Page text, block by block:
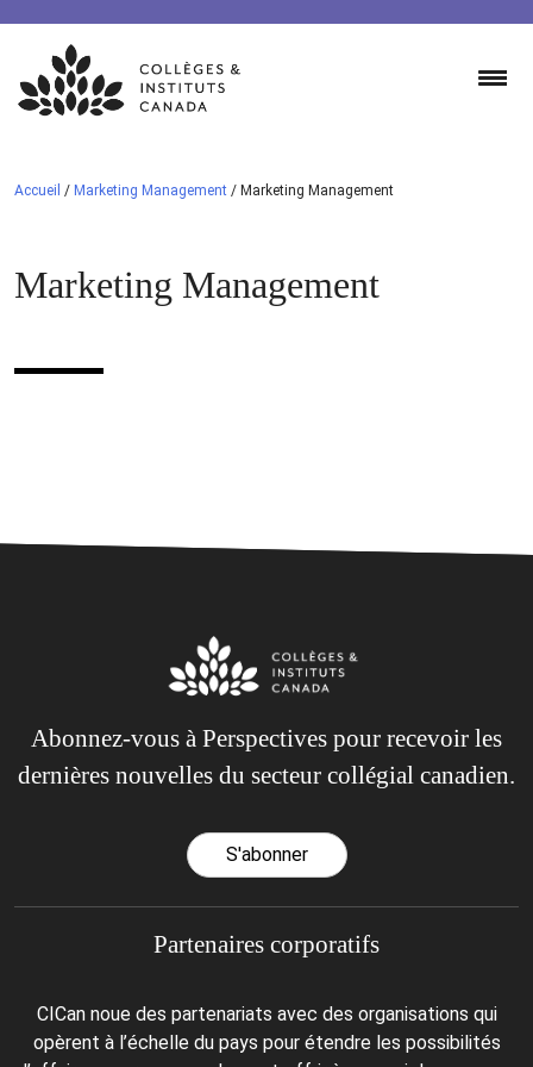
Skip
content
Accueil / Marketing Management / Marketing Management
Marketing Management
Abonnez-vous à Perspectives pour recevoir les
dernières nouvelles du secteur collégial canadien.
S'abonner
Partenaires corporatifs
CICan noue des partenariats avec des organisations qui
opèrent à l’échelle du pays pour étendre les possibilités